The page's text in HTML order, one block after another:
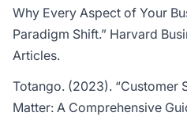
Why Every Aspect of Your
Paradigm Shift.” Harvard
Articles.
Totango. (2023). “Customer
Matter: A Comprehensive